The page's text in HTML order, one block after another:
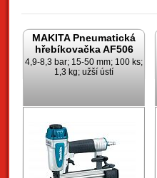
MAKITA Pneumatická
hřebíkovačka AF506
4,9-8,3 bar; 15-50 mm; 100 ks;
1,3 kg; užší ústí